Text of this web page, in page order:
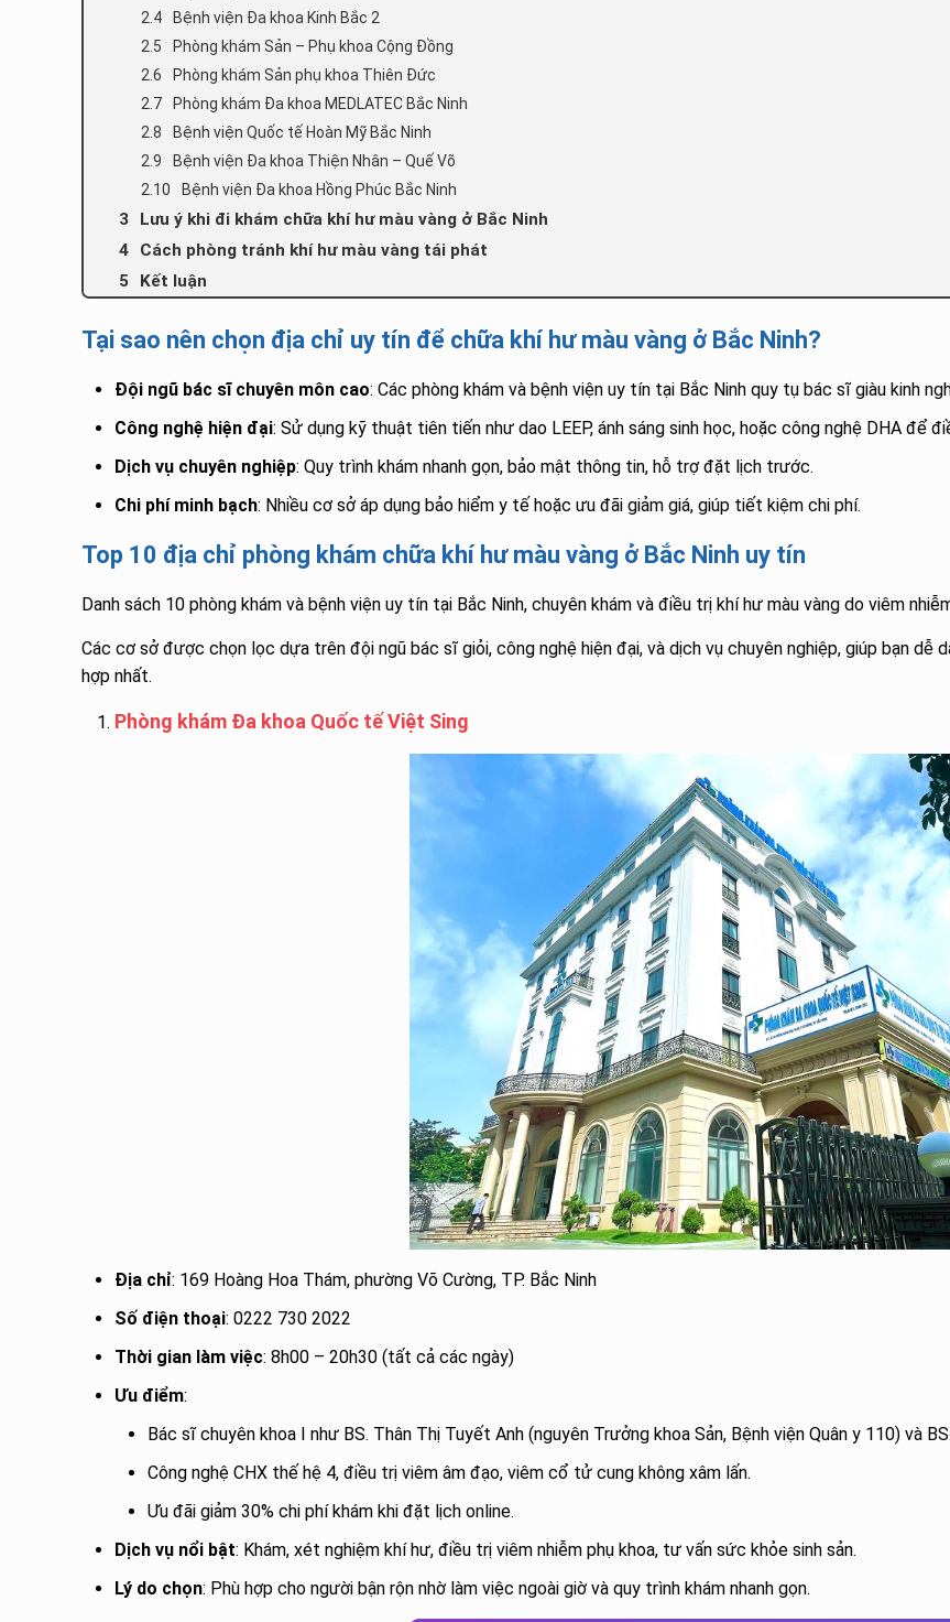
Bệnh viện Đa khoa Kinh Bắc 2
Phòng khám Sản – Phụ khoa Cộng Đồng
Phòng khám Sản phụ khoa Thiên Đức
Phòng khám Đa khoa MEDLATEC Bắc Ninh
Bệnh viện Quốc tế Hoàn Mỹ Bắc Ninh
Bệnh viện Đa khoa Thiện Nhân – Quế Võ
Bệnh viện Đa khoa Hồng Phúc Bắc Ninh
Lưu ý khi đi khám chữa khí hư màu vàng ở Bắc Ninh
Cách phòng tránh khí hư màu vàng tái phát
Kết luận
Tại sao nên chọn địa chỉ uy tín để chữa khí hư màu vàng ở Bắc Ninh?
Đội ngũ bác sĩ chuyên môn cao: Các phòng khám và bệnh viện uy tín tại Bắc Ninh quy tụ bác sĩ giàu kinh
Công nghệ hiện đại: Sử dụng kỹ thuật tiên tiến như dao LEEP, ánh sáng sinh học, hoặc công nghệ DHA để
Dịch vụ chuyên nghiệp: Quy trình khám nhanh gọn, bảo mật thông tin, hỗ trợ đặt lịch trước.
Chi phí minh bạch: Nhiều cơ sở áp dụng bảo hiểm y tế hoặc ưu đãi giảm giá, giúp tiết kiệm chi phí.
Top 10 địa chỉ phòng khám chữa khí hư màu vàng ở Bắc Ninh uy tín
Danh sách 10 phòng khám và bệnh viện uy tín tại Bắc Ninh, chuyên khám và điều trị khí hư màu vàng do viêm
Các cơ sở được chọn lọc dựa trên đội ngũ bác sĩ giỏi, công nghệ hiện đại, và dịch vụ chuyên nghiệp, giúp bạn dễ
hợp nhất.
Phòng khám Đa khoa Quốc tế Việt Sing
Địa chỉ: 169 Hoàng Hoa Thám, phường Võ Cường, TP. Bắc Ninh
Số điện thoại: 0222 730 2022
Thời gian làm việc: 8h00 – 20h30 (tất cả các ngày)
Ưu điểm:
Bác sĩ chuyên khoa I như BS. Thân Thị Tuyết Anh (nguyên Trưởng khoa Sản, Bệnh viện Quân y 110) và
Công nghệ CHX thế hệ 4, điều trị viêm âm đạo, viêm cổ tử cung không xâm lấn.
Ưu đãi giảm 30% chi phí khám khi đặt lịch online.
Dịch vụ nổi bật: Khám, xét nghiệm khí hư, điều trị viêm nhiễm phụ khoa, tư vấn sức khỏe sinh sản.
Lý do chọn: Phù hợp cho người bận rộn nhờ làm việc ngoài giờ và quy trình khám nhanh gọn.